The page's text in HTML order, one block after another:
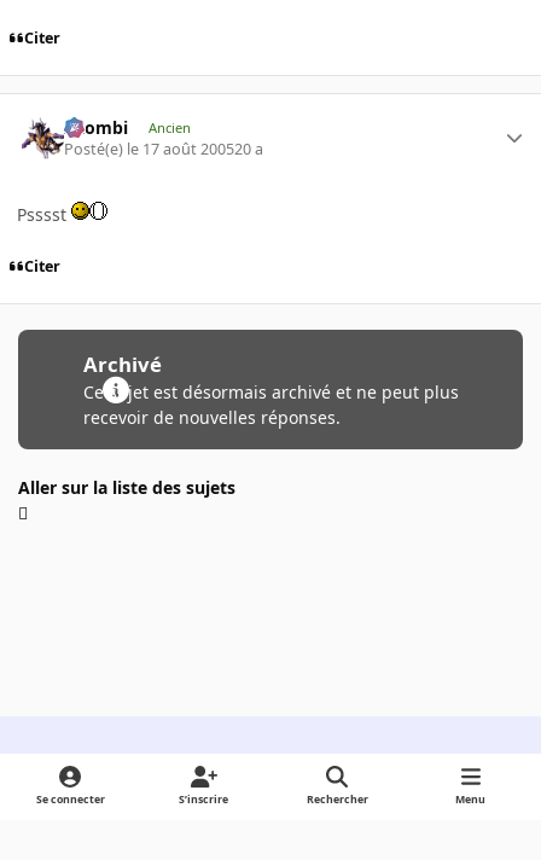
Citer
XZombi Ancien
Posté(e) le 17 août 200520 a
Psssst
Citer
Archivé
Ce sujet est désormais archivé et ne peut plus
recevoir de nouvelles réponses.
Aller sur la liste des sujets
Light ModeDark ModeSystem Preference
Se connecter S’inscrire Rechercher Menu